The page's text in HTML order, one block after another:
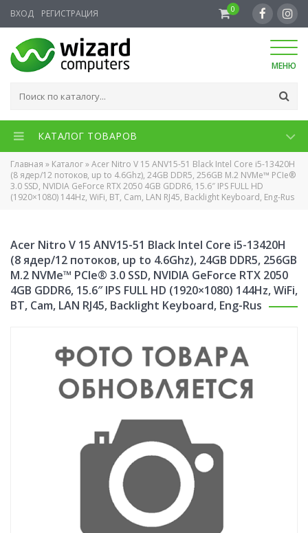
ВХОД РЕГИСТРАЦИЯ 0
МЕНЮ
КАТАЛОГ ТОВАРОВ
Главная » Каталог»Acer Nitro V 15 ANV15-51 Black Intel Core i5-13420H
(8 ядер/12 потоков, up to 4.6Ghz), 24GB DDR5, 256GB M.2 NVMe™ PCIe®
3.0 SSD, NVIDIA GeForce RTX 2050 4GB GDDR6, 15.6″ IPS FULL HD
(1920×1080) 144Hz, WiFi, BT, Cam, LAN RJ45, Backlight Keyboard, Eng-Rus
Acer Nitro V 15 ANV15-51 Black Intel Core i5-13420H
(8 ядер/12 потоков, up to 4.6Ghz), 24GB DDR5, 256GB
M.2 NVMe™ PCIe® 3.0 SSD, NVIDIA GeForce RTX 2050
4GB GDDR6, 15.6″ IPS FULL HD (1920×1080) 144Hz, WiFi,
BT, Cam, LAN RJ45, Backlight Keyboard, Eng-Rus